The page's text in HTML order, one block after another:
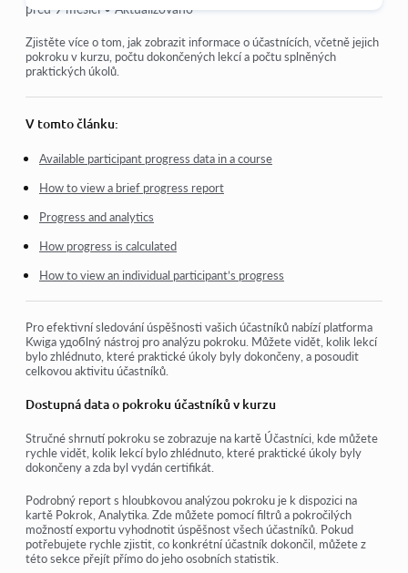
Jak udělit přístup ke kurzu
Jak přistupovat k účtu studenta
Jak zobrazit všechny pokusy o test
Jak nastavit opakování testu
Zobrazit více
před 9 měsíci • Aktualizováno
Zjistěte více o tom, jak zobrazit informace o účastnících, včetně jejich
pokroku v kurzu, počtu dokončených lekcí a počtu splněných
praktických úkolů.
V tomto článku:
Available participant progress data in a course
How to view a brief progress report
Progress and analytics
How progress is calculated
How to view an individual participant’s progress
Pro efektivní sledování úspěšnosti vašich účastníků nabízí platforma
Kwiga удобlný nástroj pro analýzu pokroku. Můžete vidět, kolik lekcí
bylo zhlédnuto, které praktické úkoly byly dokončeny, a posoudit
celkovou aktivitu účastníků.
Dostupná data o pokroku účastníků v kurzu
Stručné shrnutí pokroku se zobrazuje na kartě Účastníci , kde můžete
rychle vidět, kolik lekcí bylo zhlédnuto, které praktické úkoly byly
dokončeny a zda byl vydán certifikát.
Podrobný reports hloubkovou analýzou pokroku je k dispozici na
kartě Pokrok, Analytika . Zde můžete pomocí filtrů a pokročilých
možností exportu vyhodnotit úspěšnost všech účastníků. Pokud
potřebujete rychle zjistit, co konkrétní účastník dokončil, můžete z
této sekce přejít přímo do jeho osobních statistik.